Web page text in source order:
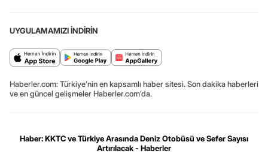
UYGULAMAMIZI İNDİRİN
Haberler.com: Türkiye’nin en kapsamlı haber sitesi. Son dakika haberleri
ve en güncel gelişmeler Haberler.com’da.
Haber: KKTC ve Türkiye Arasında Deniz Otobüsü ve Sefer Sayısı
Artırılacak - Haberler